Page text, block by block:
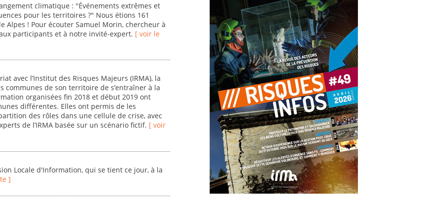
climatique : "Événements extrêmes et
pour les territoires ?" Nous étions 161
Alpes ! Pour écouter Samuel Morin, chercheur à
participants et à notre invité-expert. [ voir le
avec l’Institut des Risques Majeurs (IRMA), la
communes de son territoire de s’entraîner à la
organisées fin 2018 et début 2019 ont
différentes. Elles ont permis de les
des rôles dans une cellule de crise, avec
de l’IRMA basée sur un scénario fictif. [ voir
Locale d'Information, qui se tient ce jour, à la
]